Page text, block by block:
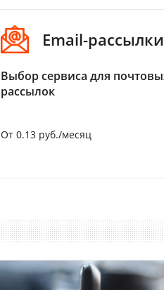
Email-рассылки
Выбор сервиса для
рассылок
От 0.13 руб./месяц